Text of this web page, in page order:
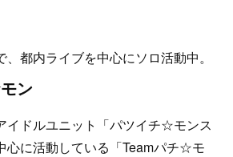
都内ライブを中心にソロ活動中。
ン
イドルユニット「パツイチ☆モンス
心に活動している「Teamパチ☆モ